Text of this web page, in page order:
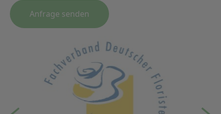
Anfrage senden